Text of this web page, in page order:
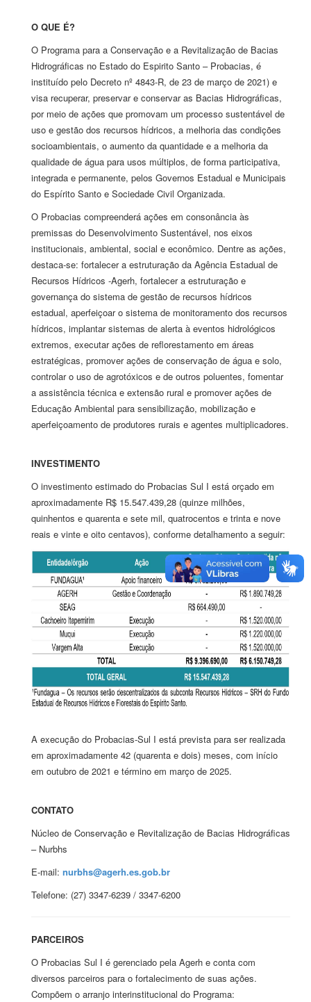
O QUE É?
O Programa para a Conservação e a Revitalização de Bacias
Hidrográficas no Estado do Espirito Santo – Probacias, é
instituído pelo Decreto nº 4843-R, de 23 de março de 2021) e
visa recuperar, preservar e conservar as Bacias Hidrográficas,
por meio de ações que promovam um processo sustentável de
uso e gestão dos recursos hídricos, a melhoria das condições
socioambientais, o aumento da quantidade e a melhoria da
qualidade de água para usos múltiplos, de forma participativa,
integrada e permanente, pelos Governos Estadual e Municipais
do Espírito Santo e Sociedade Civil Organizada.
O Probacias compreenderá ações em consonância às
premissas do Desenvolvimento Sustentável, nos eixos
institucionais, ambiental, social e econômico. Dentre as ações,
destaca-se: fortalecer a estruturação da Agência Estadual de
Recursos Hídricos -Agerh, fortalecer a estruturação e
governança do sistema de gestão de recursos hídricos
estadual, aperfeiçoar o sistema de monitoramento dos recursos
hídricos, implantar sistemas de alerta à eventos hidrológicos
extremos, executar ações de reflorestamento em áreas
estratégicas, promover ações de conservação de água e solo,
controlar o uso de agrotóxicos e de outros poluentes, fomentar
a assistência técnica e extensão rural e promover ações de
Educação Ambiental para sensibilização, mobilização e
aperfeiçoamento de produtores rurais e agentes multiplicadores.
INVESTIMENTO
O investimento estimado do Probacias Sul I está orçado em
aproximadamente R$ 15.547.439,28 (quinze milhões,
quinhentos e quarenta e sete mil, quatrocentos e trinta e nove
reais e vinte e oito centavos), conforme detalhamento a seguir:
A execução do Probacias-Sul I está prevista para ser realizada
em aproximadamente 42 (quarenta e dois) meses, com início
em outubro de 2021 e término em março de 2025.
CONTATO
Núcleo de Conservação e Revitalização de Bacias Hidrográficas
– Nurbhs
E-mail: nurbhs@agerh.es.gob.br
Telefone: (27) 3347-6239 / 3347-6200
PARCEIROS
O Probacias Sul I é gerenciado pela Agerh e conta com
diversos parceiros para o fortalecimento de suas ações.
Compõem o arranjo interinstitucional do Programa: